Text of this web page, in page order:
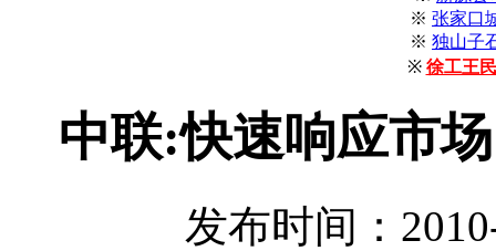
※ 张家口
※ 独山子
※ 徐工王
中联:快速响应市
发布时间：